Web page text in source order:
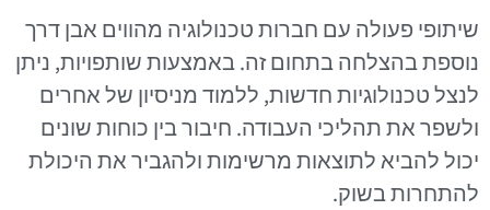
שיתופי פעולה עם חברות טכנולוגיה מהווים אבן דרך
נוספת בהצלחה בתחום זה. באמצעות שותפויות, ניתן
לנצל טכנולוגיות חדשות, ללמוד מניסיון של אחרים
ולשפר את תהליכי העבודה. חיבור בין כוחות שונים
יכול להביא לתוצאות מרשימות ולהגביר את היכולת
להתחרות בשוק.